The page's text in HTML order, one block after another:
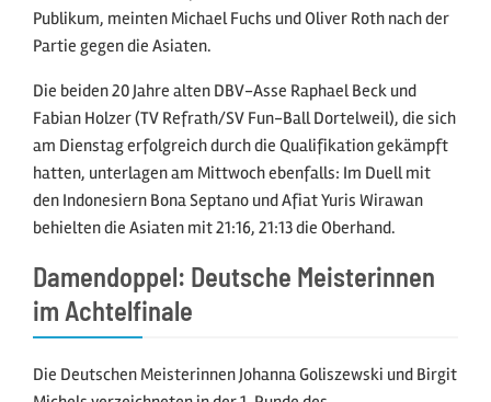
Publikum, meinten Michael Fuchs und Oliver Roth nach der
Partie gegen die Asiaten.
Die beiden 20 Jahre alten DBV-Asse Raphael Beck und
Fabian Holzer (TV Refrath/SV Fun-Ball Dortelweil), die sich
am Dienstag erfolgreich durch die Qualifikation gekämpft
hatten, unterlagen am Mittwoch ebenfalls: Im Duell mit
den Indonesiern Bona Septano und Afiat Yuris Wirawan
behielten die Asiaten mit 21:16, 21:13 die Oberhand.
Damendoppel: Deutsche Meisterinnen
im Achtelfinale
Die Deutschen Meisterinnen Johanna Goliszewski und Birgit